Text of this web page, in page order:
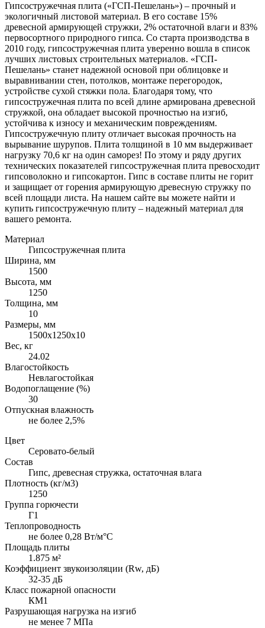
Гипсостружечная плита («ГСП-Пешелань») – прочный и
экологичный листовой материал. В его составе 15%
древесной армирующей стружки, 2% остаточной влаги и 83%
первосортного природного гипса. Со старта производства в
2010 году, гипсостружечная плита уверенно вошла в список
лучших листовых строительных материалов. «ГСП-
Пешелань» станет надежной основой при облицовке и
выравнивании стен, потолков, монтаже перегородок,
устройстве сухой стяжки пола. Благодаря тому, что
гипсостружечная плита по всей длине армирована древесной
стружкой, она обладает высокой прочностью на изгиб,
устойчива к износу и механическим повреждениям.
Гипсостружечную плиту отличает высокая прочность на
вырывание шурупов. Плита толщиной в 10 мм выдерживает
нагрузку 70,6 кг на один саморез! По этому и ряду других
технических показателей гипсостружечная плита превосходит
гипсоволокно и гипсокартон. Гипс в составе плиты не горит
и защищает от горения армирующую древесную стружку по
всей площади листа. На нашем сайте вы можете найти и
купить гипсостружечную плиту – надежный материал для
вашего ремонта.
Материал
Гипсостружечная плита
Ширина, мм
1500
Высота, мм
1250
Толщина, мм
10
Размеры, мм
1500х1250х10
Вес, кг
24.02
Влагостойкость
Невлагостойкая
Водопоглащение (%)
30
Отпускная влажность
не более 2,5%
Цвет
Серовато-белый
Состав
Гипс, древесная стружка, остаточная влага
Плотность (кг/м3)
1250
Группа горючести
Г1
Теплопроводность
не более 0,28 Вт/м°С
Площадь плиты
1.875 м²
Коэффициент звукоизоляции (Rw, дБ)
32-35 дБ
Класс пожарной опасности
КМ1
Разрушающая нагрузка на изгиб
не менее 7 МПа